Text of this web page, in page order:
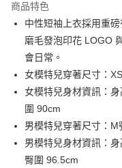
合作金庫商業銀行
華南商業銀行
上海商業儲蓄銀行
國泰世華商業銀行
臺灣中小企業銀行
匯豐（台灣）商業銀行
聯邦商業銀行
元大商業銀行
玉山商業銀行
台新國際商業銀行
台灣樂天信用卡公司
6 期 0 利率 每期
華南商業銀行
上海商業儲蓄銀行
國泰世華商業銀行
臺灣中小企業銀行
匯豐（台灣）商業銀行
聯邦商業銀行
元大商業銀行
玉山商業銀行
台新國際商業銀行
LINE Pay
Apple Pay
街口支付
運送方式
限時免運活動
免運費
商品特色
中性短袖上衣採用重
磨毛發泡印花 LOGO
會日常。
女模特兒穿著尺寸：
女模特兒身材資訊：
圍 90cm
男模特兒穿著尺寸：M
男模特兒身材資訊：
臀圍 96.5cm